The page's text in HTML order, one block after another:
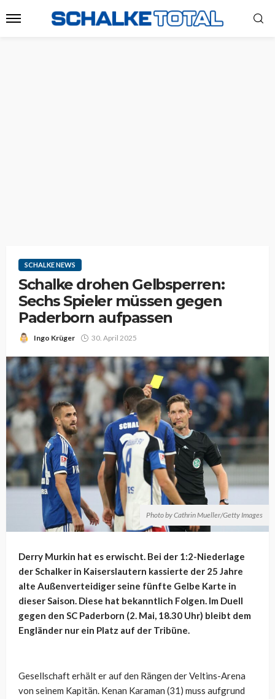
SCHALKE NEWS
Schalke drohen Gelbsperren:
Sechs Spieler müssen gegen
Paderborn aufpassen
Ingo Krüger 30. April 2025
Photo by Cathrin Mueller/Getty Images
Derry Murkin hat es erwischt. Bei der 1:2-Niederlage
der Schalker in Kaiserslautern kassierte der 25 Jahre
alte Außenverteidiger seine fünfte Gelbe Karte in
dieser Saison. Diese hat bekanntlich Folgen. Im Duell
gegen den SC Paderborn (2. Mai, 18.30 Uhr) bleibt dem
Engländer nur ein Platz auf der Tribüne.
Gesellschaft erhält er auf den Rängen der Veltins-Arena
von seinem Kapitän. Kenan Karaman (31) muss aufgrund